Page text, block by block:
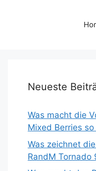
Neueste
Was macht die
Mixed Berries
Was zeichnet
RandM Tornado